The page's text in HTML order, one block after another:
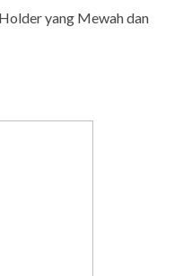
yang Mewah dan